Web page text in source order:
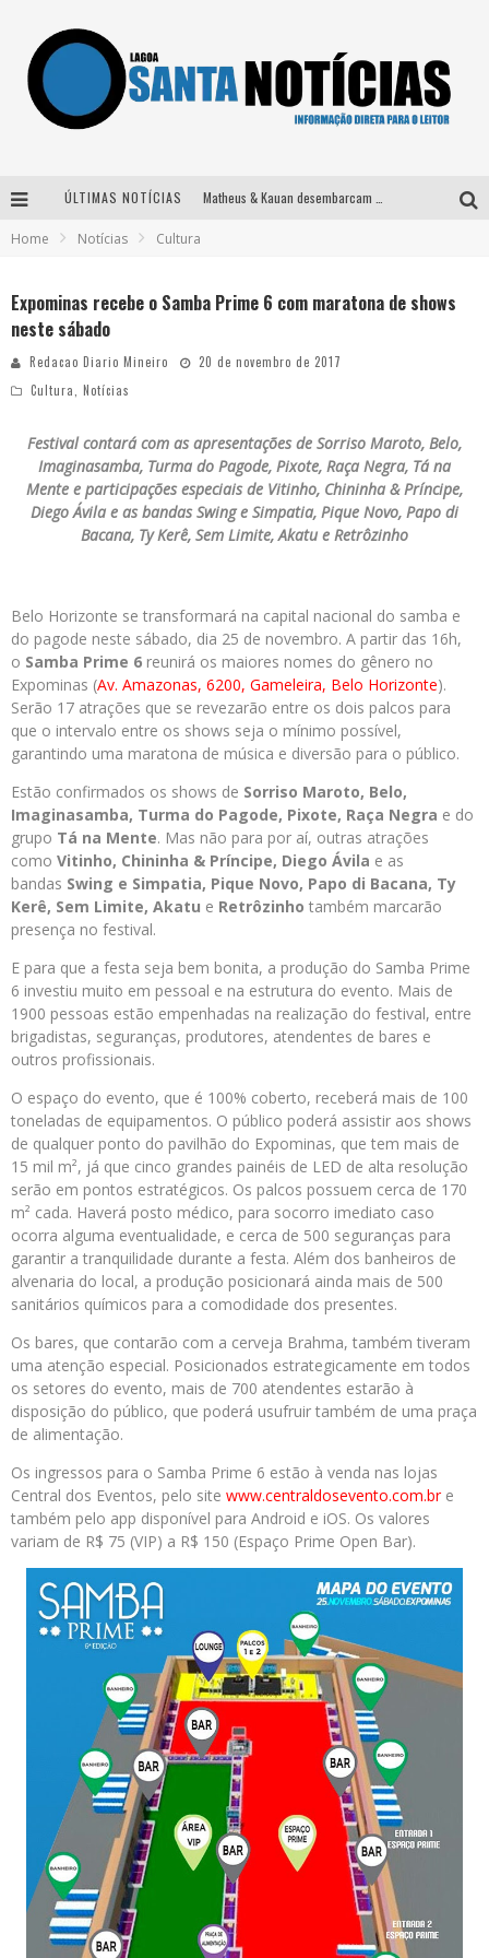
ÚLTIMAS NOTÍCIAS
Home Notícias Cultura
Expominas recebe o Samba Prime 6 com maratona de shows
neste sábado
Redacao Diario Mineiro
20 de novembro de 2017
Cultura
Notícias
Festival contará com as apresentações de Sorriso Maroto, Belo,
Imaginasamba, Turma do Pagode, Pixote, Raça Negra, Tá na
Mente e participações especiais de Vitinho, Chininha & Príncipe,
Diego Ávila e as bandas Swing e Simpatia, Pique Novo, Papo di
Bacana, Ty Kerê, Sem Limite, Akatu e Retrôzinho
Belo Horizonte se transformará na capital nacional do samba e
do pagode neste sábado, dia 25 de novembro. A partir das 16h,
o Samba Prime 6 reunirá os maiores nomes do gênero no
Expominas (Av. Amazonas, 6200, Gameleira, Belo Horizonte).
Serão 17 atrações que se revezarão entre os dois palcos para
que o intervalo entre os shows seja o mínimo possível,
garantindo uma maratona de música e diversão para o público.
Estão confirmados os shows de Sorriso Maroto, Belo,
Imaginasamba, Turma do Pagode, Pixote, Raça Negra e do
grupo Tá na Mente. Mas não para por aí, outras atrações
como Vitinho, Chininha & Príncipe, Diego Ávila e as
bandas Swing e Simpatia, Pique Novo, Papo di Bacana, Ty
Kerê, Sem Limite, Akatu e Retrôzinho também marcarão
presença no festival.
E para que a festa seja bem bonita, a produção do Samba Prime
6 investiu muito em pessoal e na estrutura do evento. Mais de
1900 pessoas estão empenhadas na realização do festival, entre
brigadistas, seguranças, produtores, atendentes de bares e
outros profissionais.
O espaço do evento, que é 100% coberto, receberá mais de 100
toneladas de equipamentos. O público poderá assistir aos shows
de qualquer ponto do pavilhão do Expominas, que tem mais de
15 mil m², já que cinco grandes painéis de LED de alta resolução
serão em pontos estratégicos. Os palcos possuem cerca de 170
m² cada. Haverá posto médico, para socorro imediato caso
ocorra alguma eventualidade, e cerca de 500 seguranças para
garantir a tranquilidade durante a festa. Além dos banheiros de
alvenaria do local, a produção posicionará ainda mais de 500
sanitários químicos para a comodidade dos presentes.
Os bares, que contarão com a cerveja Brahma, também tiveram
uma atenção especial. Posicionados estrategicamente em todos
os setores do evento, mais de 700 atendentes estarão à
disposição do público, que poderá usufruir também de uma praça
de alimentação.
Os ingressos para o Samba Prime 6 estão à venda nas lojas
Central dos Eventos, pelo site www.centraldosevento.com.bre
também pelo app disponível para Android e iOS. Os valores
variam de R$ 75 (VIP) a R$ 150 (Espaço Prime Open Bar).